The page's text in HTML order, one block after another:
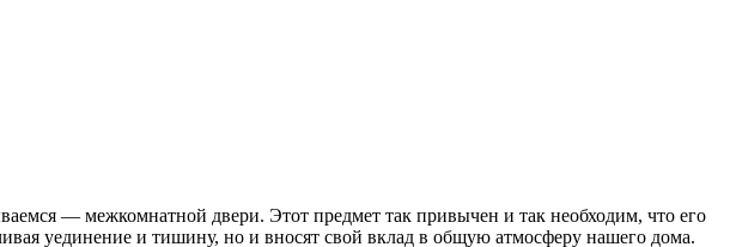
— межкомнатной двери. Этот предмет так привычен и так необходим, что его
уединение и тишину, но и вносят свой вклад в общую атмосферу нашего дома.